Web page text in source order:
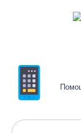
Поиск: